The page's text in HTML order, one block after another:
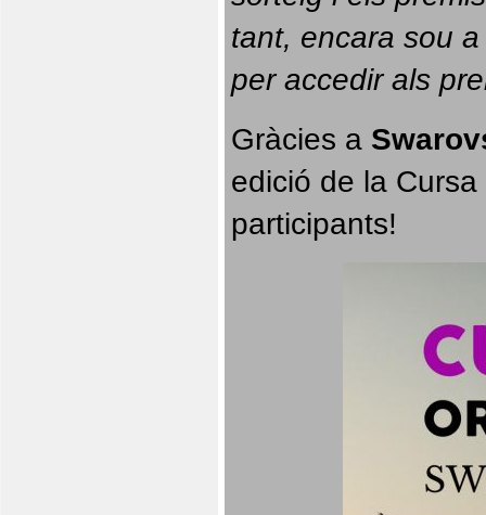
tant, encara sou
per accedir als
Gràcies a
edició de la
participants!